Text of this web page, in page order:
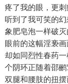
疼了我的眼，更
听到了我可笑的幻
象肥皂泡一样破
眼前的这幅淫亵
却如同烈性春药
个阴环正随着邵鹂
双腿和腰肢的扭